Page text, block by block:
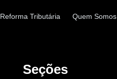
Reforma Tributária Quem Somos
Seções